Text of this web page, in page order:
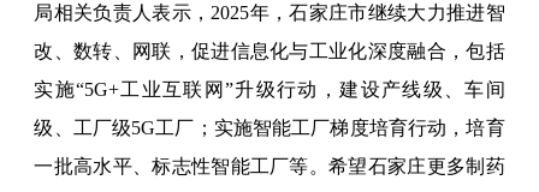
局相关负责人表示，2025年，石家庄市继续大力推进智
改、数转、网联，促进信息化与工业化深度融合，包括
实施“5G+工业互联网”升级行动，建设产线级、车间
级、工厂级5G工厂；实施智能工厂梯度培育行动，培育
一批高水平、标志性智能工厂等。希望石家庄更多制药